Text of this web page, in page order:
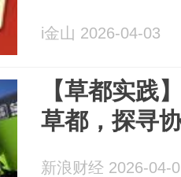
i金山 2026-04-03
【草都实践
草都，探寻
新浪财经 2026-04-